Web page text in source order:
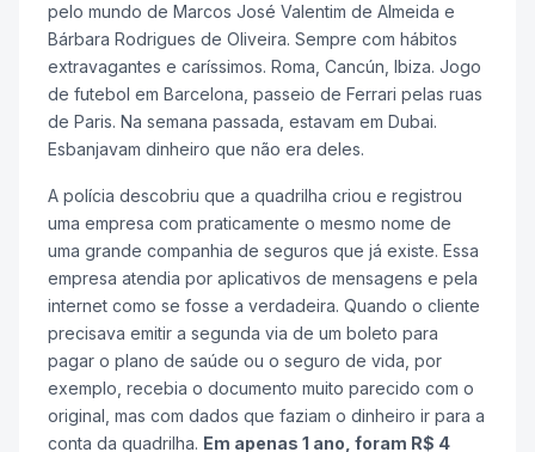
pelo mundo de Marcos José Valentim de Almeida e
Bárbara Rodrigues de Oliveira. Sempre com hábitos
extravagantes e caríssimos. Roma, Cancún, Ibiza. Jogo
de futebol em Barcelona, passeio de Ferrari pelas ruas
de Paris. Na semana passada, estavam em Dubai.
Esbanjavam dinheiro que não era deles.
A polícia descobriu que a quadrilha criou e registrou
uma empresa com praticamente o mesmo nome de
uma grande companhia de seguros que já existe. Essa
empresa atendia por aplicativos de mensagens e pela
internet como se fosse a verdadeira. Quando o cliente
precisava emitir a segunda via de um boleto para
pagar o plano de saúde ou o seguro de vida, por
exemplo, recebia o documento muito parecido com o
original, mas com dados que faziam o dinheiro ir para a
conta da quadrilha. Em apenas 1 ano, foram R$ 4